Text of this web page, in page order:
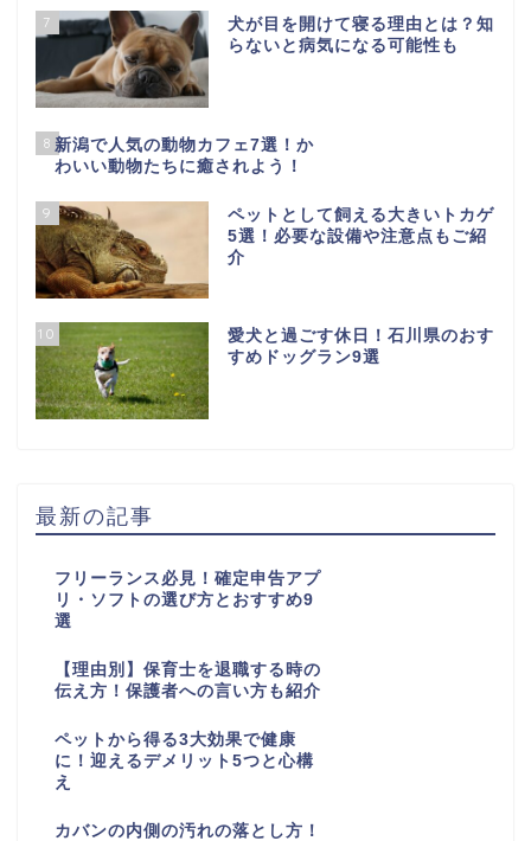
7
犬が目を開けて寝る理由とは？知
らないと病気になる可能性も
8 新潟で人気の動物カフェ7選！か
わいい動物たちに癒されよう！
9
ペットとして飼える大きいトカゲ
5選！必要な設備や注意点もご紹
介
10
愛犬と過ごす休日！石川県のおす
すめドッグラン9選
最新の記事
フリーランス必見！確定申告アプ
リ・ソフトの選び方とおすすめ9
選
【理由別】保育士を退職する時の
伝え方！保護者への言い方も紹介
ペットから得る3大効果で健康
に！迎えるデメリット5つと心構
え
カバンの内側の汚れの落とし方！